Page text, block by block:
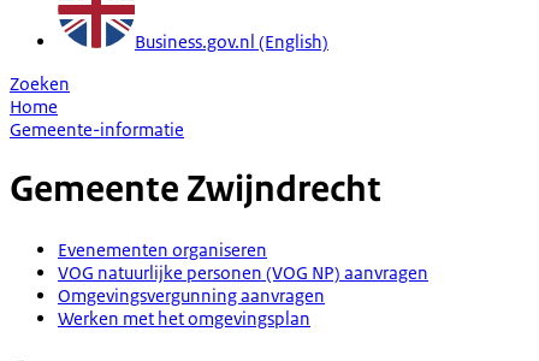
Business.gov.nl (English)
Zoeken
Home
Gemeente-informatie
Gemeente Zwijndrecht
Evenementen organiseren
VOG natuurlijke personen (VOG NP) aanvragen
Omgevingsvergunning aanvragen
Werken met het omgevingsplan